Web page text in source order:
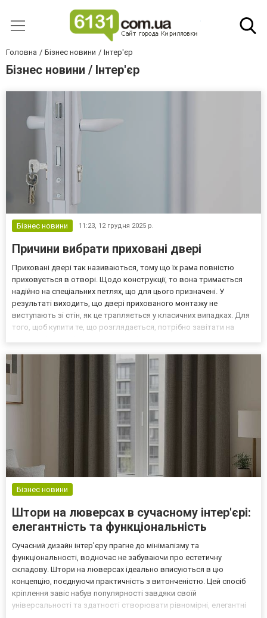
Головна Бізнес новини Інтер'єр
Бізнес новини / Інтер'єр
Бізнес новини 11:23, 12 грудня 2025 р.
Причини вибрати приховані двері
Приховані двері так називаються, тому що їх рама повністю
приховується в отворі. Щодо конструкції, то вона тримається
надійно на спеціальних петлях, що для цього призначені. У
результаті виходить, що двері прихованого монтажу не
виступають зі стін, як це трапляється у класичних випадках. Для
того, щоб купити те, що розглядається, потрібно завітати на
Бізнес новини
Штори на люверсах в сучасному інтер'єрі:
елегантність та функціональність
Сучасний дизайн інтер'єру прагне до мінімалізму та
функціональності, водночас не забуваючи про естетичну
складову. Штори на люверсах ідеально вписуються в цю
концепцію, поєднуючи практичність з витонченістю. Цей спосіб
кріплення завіс набув популярності завдяки своїй
універсальності та здатності створювати рівномірні, елегантні